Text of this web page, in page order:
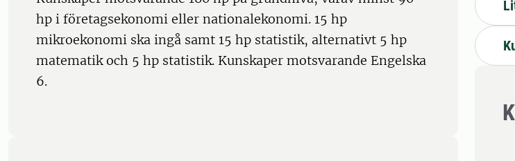
hp i företagsekonomi eller nationalekonomi. 15 hp
mikroekonomi ska ingå samt 15 hp statistik, alternativt 5 hp
matematik och 5 hp statistik. Kunskaper motsvarande Engelska
6.